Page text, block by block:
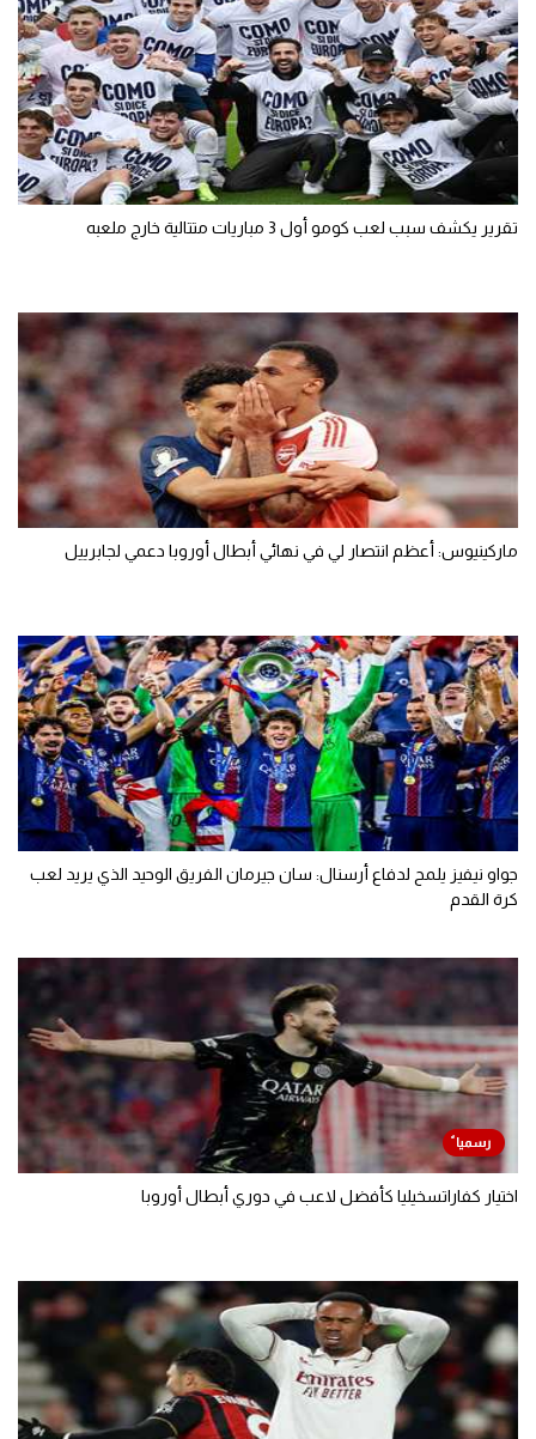
تقرير يكشف سبب لعب كومو أول 3 مباريات متتالية خارج ملعبه
ماركينيوس: أعظم انتصار لي في نهائي أبطال أوروبا دعمي لجابرييل
جواو نيفيز يلمح لدفاع أرسنال: سان جيرمان الفريق الوحيد الذي يريد لعب
كرة القدم
اختيار كفاراتسخيليا كأفضل لاعب في دوري أبطال أوروبا